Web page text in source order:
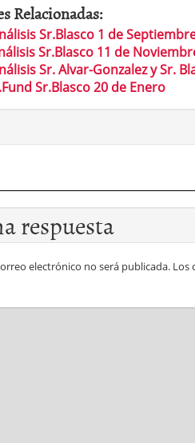
Relacionadas:
Sr.Blasco 1 de
Sr.Blasco 11 de
Sr. Alvar-Gonzalez y Sr.
Sr.Blasco 20 de Enero
respuesta
electrónico no será publicada. Los